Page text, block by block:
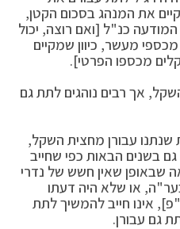
את המנהג בסכום הקטן,
כנ"ל [ואם רוצה, יכול
מעשר, כיוון שמקיים
מכספו הפרטי].
אך רבים נוהגים לתת גם
שנתנו עבורן מחצית השקל,
בשנים הבאות כפי שחייב
שבאופן שאין חשש של נדרי
או שלא היה דעתו
אינו חייב להמשיך לתת
גם עבורן.